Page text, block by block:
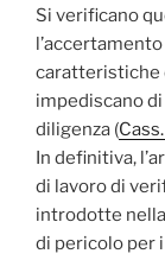
Si verificano
caratteristiche
impediscano
diligenza (
In definitiva,
di lavoro di
introdotte
di pericolo per